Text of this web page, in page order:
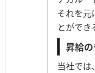
それを元
とができ
昇給
当社では